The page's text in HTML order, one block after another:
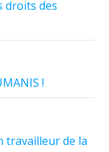
droits des
!
travailleur de la